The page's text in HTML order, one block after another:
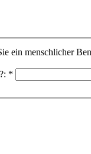
ein menschlicher
*